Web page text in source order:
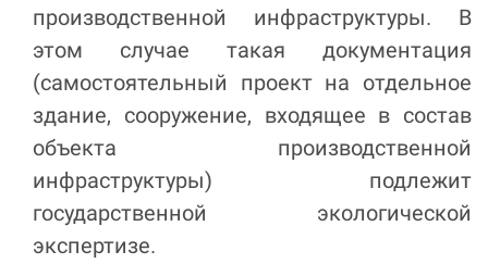
производственной инфраструктуры. В
этом случае такая документация
(самостоятельный проект на отдельное
здание, сооружение, входящее в состав
объекта производственной
инфраструктуры) подлежит
государственной экологической
экспертизе.